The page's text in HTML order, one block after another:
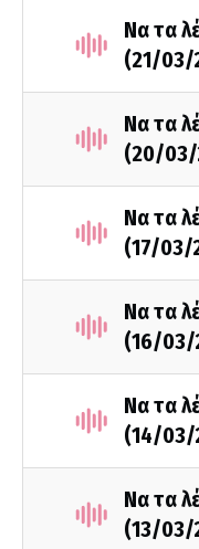
Να τα
(21/03/
Να τα
(20/03/
Να τα
(17/03/
Να τα
(16/03/
Να τα
(14/03/
Να τα
(13/03/